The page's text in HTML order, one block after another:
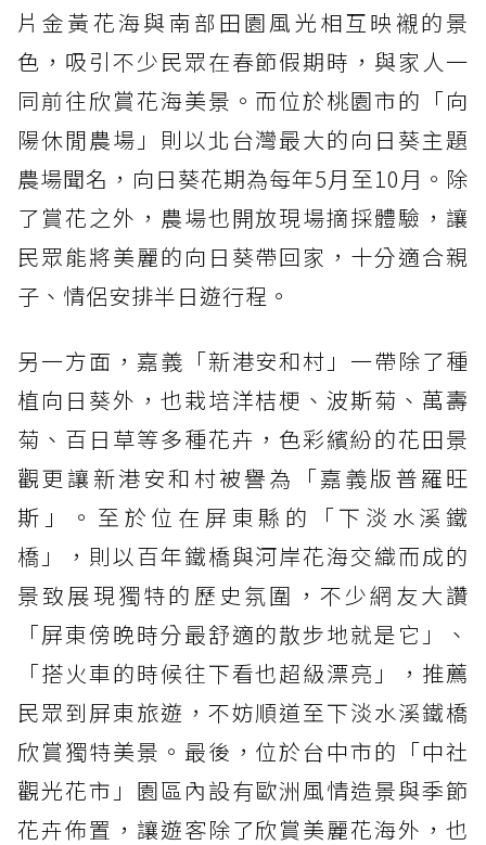
片金黃花海與南部田園風光相互映襯的景
色，吸引不少民眾在春節假期時，與家人一
同前往欣賞花海美景。而位於桃園市的「向
陽休閒農場」則以北台灣最大的向日葵主題
農場聞名，向日葵花期為每年5月至10月。除
了賞花之外，農場也開放現場摘採體驗，讓
民眾能將美麗的向日葵帶回家，十分適合親
子、情侶安排半日遊行程。
另一方面，嘉義「新港安和村」一帶除了種
植向日葵外，也栽培洋桔梗、波斯菊、萬壽
菊、百日草等多種花卉，色彩繽紛的花田景
觀更讓新港安和村被譽為「嘉義版普羅旺
斯」。至於位在屏東縣的「下淡水溪鐵
橋」，則以百年鐵橋與河岸花海交織而成的
景致展現獨特的歷史氛圍，不少網友大讚
「屏東傍晚時分最舒適的散步地就是它」、
「搭火車的時候往下看也超級漂亮」，推薦
民眾到屏東旅遊，不妨順道至下淡水溪鐵橋
欣賞獨特美景。最後，位於台中市的「中社
觀光花市」園區內設有歐洲風情造景與季節
花卉佈置，讓遊客除了欣賞美麗花海外，也